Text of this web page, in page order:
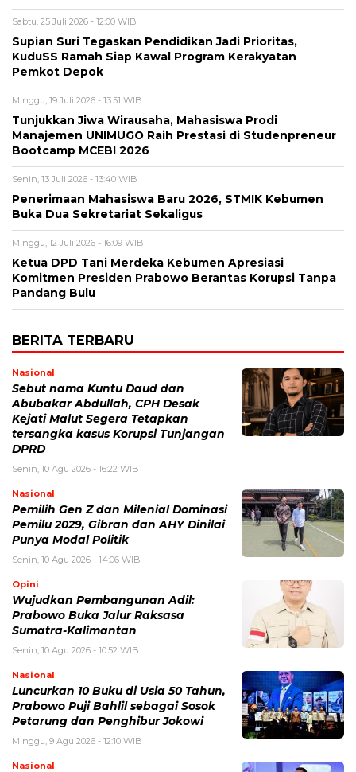
Sabtu, 25 Juli 2026 - 12:00 WIB
Supian Suri Tegaskan Pendidikan Jadi Prioritas,
KuduSS Ramah Siap Kawal Program Kerakyatan
Pemkot Depok
Minggu, 19 Juli 2026 - 13:51 WIB
Tunjukkan Jiwa Wirausaha, Mahasiswa Prodi
Manajemen UNIMUGO Raih Prestasi di Studenpreneur
Bootcamp MCEBI 2026
Senin, 13 Juli 2026 - 13:40 WIB
Penerimaan Mahasiswa Baru 2026, STMIK Kebumen
Buka Dua Sekretariat Sekaligus
Minggu, 12 Juli 2026 - 16:09 WIB
Ketua DPD Tani Merdeka Kebumen Apresiasi
Komitmen Presiden Prabowo Berantas Korupsi Tanpa
Pandang Bulu
BERITA TERBARU
Nasional
Sebut nama Kuntu Daud dan
Abubakar Abdullah, CPH Desak
Kejati Malut Segera Tetapkan
tersangka kasus Korupsi Tunjangan
DPRD
Senin, 10 Agu 2026 - 16:22 WIB
Nasional
Pemilih Gen Z dan Milenial Dominasi
Pemilu 2029, Gibran dan AHY Dinilai
Punya Modal Politik
Senin, 10 Agu 2026 - 14:06 WIB
Opini
Wujudkan Pembangunan Adil:
Prabowo Buka Jalur Raksasa
Sumatra-Kalimantan
Senin, 10 Agu 2026 - 10:52 WIB
Nasional
Luncurkan 10 Buku di Usia 50 Tahun,
Prabowo Puji Bahlil sebagai Sosok
Petarung dan Penghibur Jokowi
Minggu, 9 Agu 2026 - 12:10 WIB
Nasional